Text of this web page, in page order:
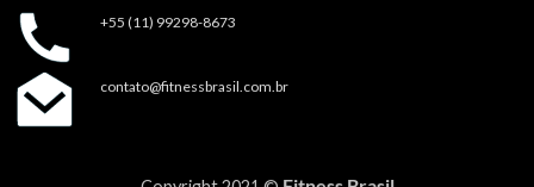
+55 (11) 99298-8673
contato@fitnessbrasil.com.br